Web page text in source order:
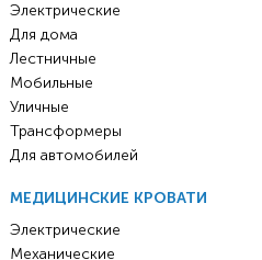
Электрические
Для дома
Лестничные
Мобильные
Уличные
Трансформеры
Для автомобилей
МЕДИЦИНСКИЕ КРОВАТИ
Электрические
Механические